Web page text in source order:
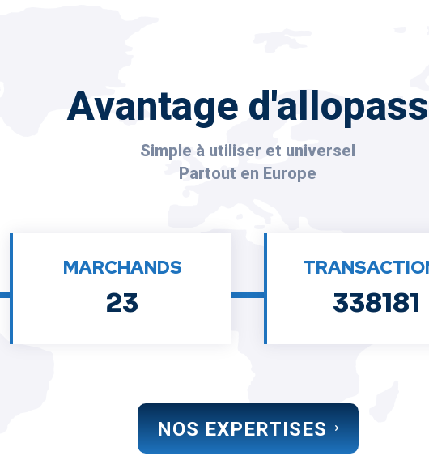
Avantage d'allopass
Simple à utiliser et universel
Partout en Europe
MARCHANDS
23 338181
NOS EXPERTISES